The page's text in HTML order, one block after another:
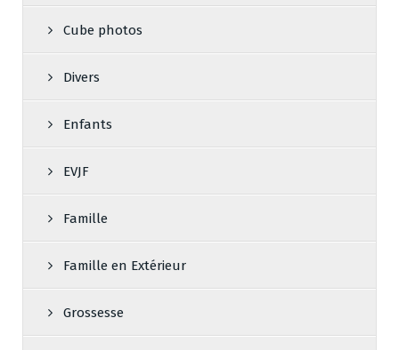
Cube photos
Divers
Enfants
EVJF
Famille
Famille en Extérieur
Grossesse